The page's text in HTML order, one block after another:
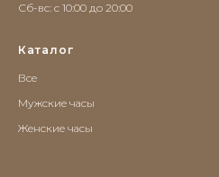
Сб-вс: c 10:00 до 20:00
Каталог
Все
Мужские часы
Женские часы